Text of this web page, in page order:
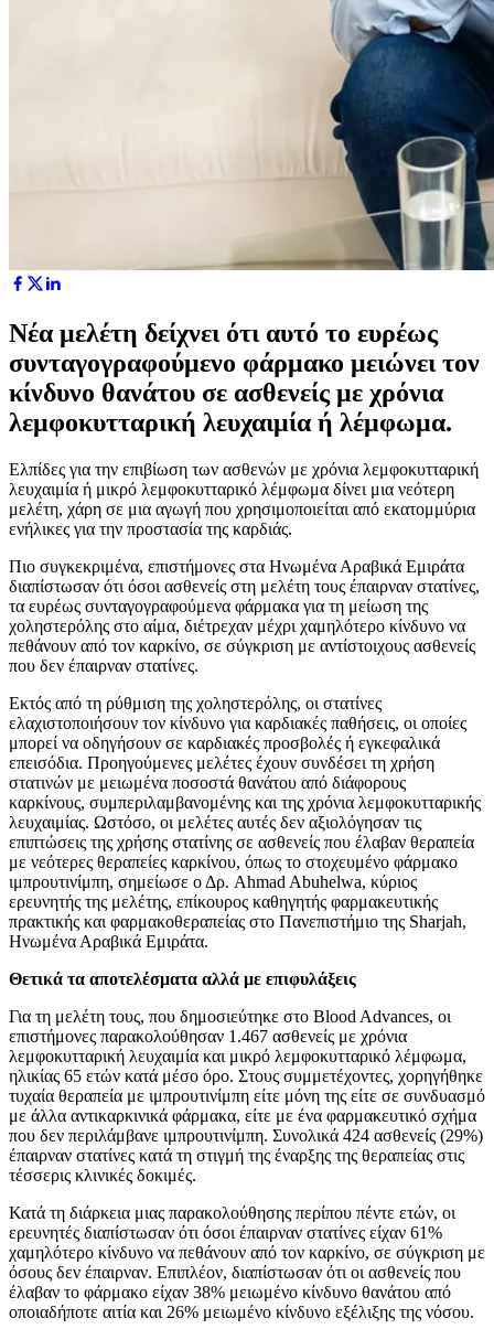
Νέα μελέτη δείχνει ότι αυτό το ευρέως
συνταγογραφούμενο φάρμακο μειώνει τον
κίνδυνο θανάτου σε ασθενείς με χρόνια
λεμφοκυτταρική λευχαιμία ή λέμφωμα.
Ελπίδες για την επιβίωση των ασθενών με χρόνια λεμφοκυτταρική
λευχαιμία ή μικρό λεμφοκυτταρικό λέμφωμα δίνει μια νεότερη
μελέτη, χάρη σε μια αγωγή που χρησιμοποιείται από εκατομμύρια
ενήλικες για την προστασία της καρδιάς.
Πιο συγκεκριμένα, επιστήμονες στα Ηνωμένα Αραβικά Εμιράτα
διαπίστωσαν ότι όσοι ασθενείς στη μελέτη τους έπαιρναν στατίνες,
τα ευρέως συνταγογραφούμενα φάρμακα για τη μείωση της
χοληστερόλης στο αίμα, διέτρεχαν μέχρι χαμηλότερο κίνδυνο να
πεθάνουν από τον καρκίνο, σε σύγκριση με αντίστοιχους ασθενείς
που δεν έπαιρναν στατίνες.
Εκτός από τη ρύθμιση της χοληστερόλης, οι στατίνες
ελαχιστοποιήσουν τον κίνδυνο για καρδιακές παθήσεις, οι οποίες
μπορεί να οδηγήσουν σε καρδιακές προσβολές ή εγκεφαλικά
επεισόδια. Προηγούμενες μελέτες έχουν συνδέσει τη χρήση
στατινών με μειωμένα ποσοστά θανάτου από διάφορους
καρκίνους, συμπεριλαμβανομένης και της χρόνια λεμφοκυτταρικής
λευχαιμίας. Ωστόσο, οι μελέτες αυτές δεν αξιολόγησαν τις
επιπτώσεις της χρήσης στατίνης σε ασθενείς που έλαβαν θεραπεία
με νεότερες θεραπείες καρκίνου, όπως το στοχευμένο φάρμακο
ιμπρουτινίμπη, σημείωσε ο Δρ. Ahmad Abuhelwa, κύριος
ερευνητής της μελέτης, επίκουρος καθηγητής φαρμακευτικής
πρακτικής και φαρμακοθεραπείας στο Πανεπιστήμιο της Sharjah,
Ηνωμένα Αραβικά Εμιράτα.
Θετικά τα αποτελέσματα αλλά με επιφυλάξεις
Για τη μελέτη τους, που δημοσιεύτηκε στο Blood Advances, οι
επιστήμονες παρακολούθησαν 1.467 ασθενείς με χρόνια
λεμφοκυτταρική λευχαιμία και μικρό λεμφοκυτταρικό λέμφωμα,
ηλικίας 65 ετών κατά μέσο όρο. Στους συμμετέχοντες, χορηγήθηκε
τυχαία θεραπεία με ιμπρουτινίμπη είτε μόνη της είτε σε συνδυασμό
με άλλα αντικαρκινικά φάρμακα, είτε με ένα φαρμακευτικό σχήμα
που δεν περιλάμβανε ιμπρουτινίμπη. Συνολικά 424 ασθενείς (29%)
έπαιρναν στατίνες κατά τη στιγμή της έναρξης της θεραπείας στις
τέσσερις κλινικές δοκιμές.
Κατά τη διάρκεια μιας παρακολούθησης περίπου πέντε ετών, οι
ερευνητές διαπίστωσαν ότι όσοι έπαιρναν στατίνες είχαν 61%
χαμηλότερο κίνδυνο να πεθάνουν από τον καρκίνο, σε σύγκριση με
όσους δεν έπαιρναν. Επιπλέον, διαπίστωσαν ότι οι ασθενείς που
έλαβαν το φάρμακο είχαν 38% μειωμένο κίνδυνο θανάτου από
οποιαδήποτε αιτία και 26% μειωμένο κίνδυνο εξέλιξης της νόσου.